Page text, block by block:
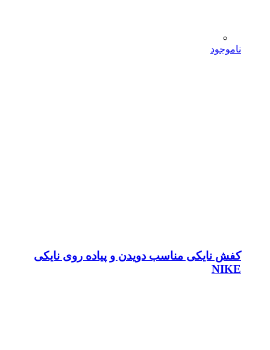
ناموجود
کفش نایکی مناسب دویدن و پیاده روی نایکی
NIKE